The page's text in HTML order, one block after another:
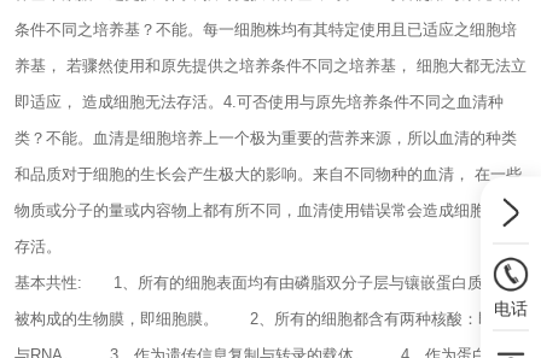
条件不同之培养基？不能。每一细胞株均有其特定使用且已适应之细胞培
养基， 若骤然使用和原先提供之培养条件不同之培养基， 细胞大都无法立
即适应， 造成细胞无法存活。4.可否使用与原先培养条件不同之血清种
类？不能。血清是细胞培养上一个极为重要的营养来源，所以血清的种类
和品质对于细胞的生长会产生极大的影响。来自不同物种的血清， 在一些
物质或分子的量或内容物上都有所不同，血清使用错误常会造成细胞无法
存活。
基本共性: 1、所有的细胞表面均有由磷脂双分子层与镶嵌蛋白质及糖
被构成的生物膜，即细胞膜。
2、所有的细胞都含有两种核酸：即DNA
电话